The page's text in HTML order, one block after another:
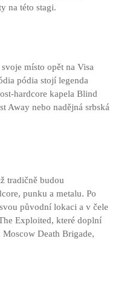
na této stagi.
místo opět na Visa
pódia stojí legenda
hardcore kapela Blind
Away nebo nadějná srbská
tradičně budou
punku a metalu. Po
původní lokaci a v čele
Exploited, které doplní
Death Brigade,